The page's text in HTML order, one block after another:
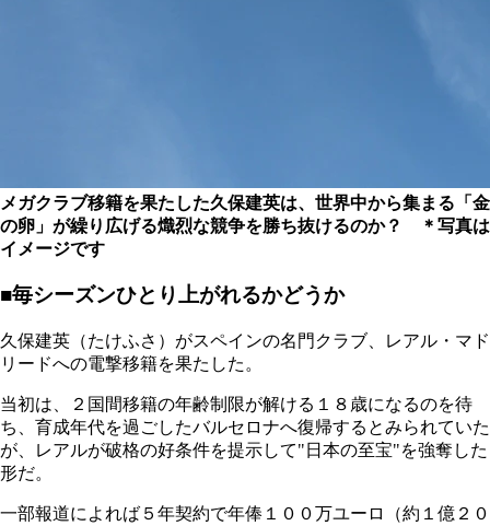
メガクラブ移籍を果たした久保建英は、世界中から集まる「金
の卵」が繰り広げる熾烈な競争を勝ち抜けるのか？ ＊写真は
イメージです
■毎シーズンひとり上がれるかどうか
久保建英 （たけふさ） がスペインの名門クラブ、レアル・マド
リードへの電撃移籍を果たした。
当初は、２国間移籍の年齢制限が解ける１８歳になるのを待
ち、育成年代を過ごしたバルセロナへ復帰するとみられていた
が、レアルが破格の好条件を提示して"日本の至宝"を強奪した
形だ。
一部報道によれば５年契約で年俸１００万ユーロ（約１億２０